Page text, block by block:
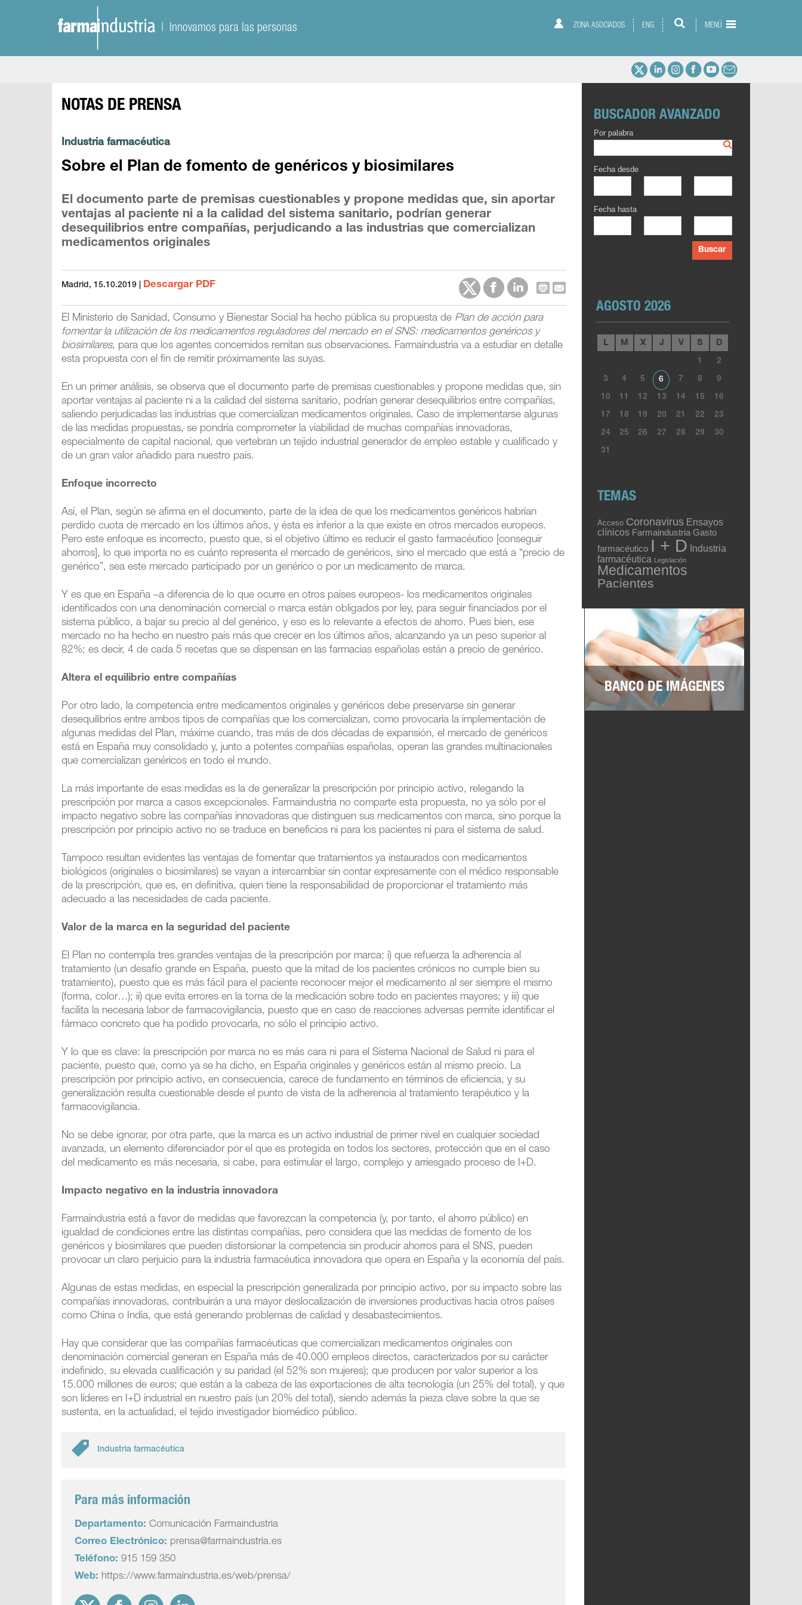
| Innovamos para las personas ZONA ASOCIADOS ENG MENÚ
NOTAS DE PRENSA
Industria farmacéutica
Sobre el Plan de fomento de genéricos y biosimilares
El documento parte de premisas cuestionables y propone medidas que, sin aportar
ventajas al paciente ni a la calidad del sistema sanitario, podrían generar
desequilibrios entre compañías, perjudicando a las industrias que comercializan
medicamentos originales
Madrid, 15.10.2019 Descargar PDF
El Ministerio de Sanidad, Consumo y Bienestar Social ha hecho pública su propuesta de Plan de acción para
fomentar la utilización de los medicamentos reguladores del mercado en el SNS: medicamentos genéricos y
biosimilares, para que los agentes concernidos remitan sus observaciones. Farmaindustria va a estudiar en detalle
esta propuesta con el fin de remitir próximamente las suyas.
En un primer análisis, se observa que el documento parte de premisas cuestionables y propone medidas que, sin
aportar ventajas al paciente ni a la calidad del sistema sanitario, podrían generar desequilibrios entre compañías,
saliendo perjudicadas las industrias que comercializan medicamentos originales. Caso de implementarse algunas
de las medidas propuestas, se pondría comprometer la viabilidad de muchas compañías innovadoras,
especialmente de capital nacional, que vertebran un tejido industrial generador de empleo estable y cualificado y
de un gran valor añadido para nuestro país.
Enfoque incorrecto
Así, el Plan, según se afirma en el documento, parte de la idea de que los medicamentos genéricos habrían
perdido cuota de mercado en los últimos años, y ésta es inferior a la que existe en otros mercados europeos.
Pero este enfoque es incorrecto, puesto que, si el objetivo último es reducir el gasto farmacéutico [conseguir
ahorros], lo que importa no es cuánto representa el mercado de genéricos, sino el mercado que está a “precio de
genérico”, sea este mercado participado por un genérico o por un medicamento de marca.
Y es que en España –a diferencia de lo que ocurre en otros países europeos- los medicamentos originales
identificados con una denominación comercial o marca están obligados por ley, para seguir financiados por el
sistema público, a bajar su precio al del genérico, y eso es lo relevante a efectos de ahorro. Pues bien, ese
mercado no ha hecho en nuestro país más que crecer en los últimos años, alcanzando ya un peso superior al
82%; es decir, 4 de cada 5 recetas que se dispensan en las farmacias españolas están a precio de genérico.
Altera el equilibrio entre compañías
Por otro lado, la competencia entre medicamentos originales y genéricos debe preservarse sin generar
desequilibrios entre ambos tipos de compañías que los comercializan, como provocaría la implementación de
algunas medidas del Plan, máxime cuando, tras más de dos décadas de expansión, el mercado de genéricos
está en España muy consolidado y, junto a potentes compañías españolas, operan las grandes multinacionales
que comercializan genéricos en todo el mundo.
La más importante de esas medidas es la de generalizar la prescripción por principio activo, relegando la
prescripción por marca a casos excepcionales. Farmaindustria no comparte esta propuesta, no ya sólo por el
impacto negativo sobre las compañías innovadoras que distinguen sus medicamentos con marca, sino porque la
prescripción por principio activo no se traduce en beneficios ni para los pacientes ni para el sistema de salud.
Tampoco resultan evidentes las ventajas de fomentar que tratamientos ya instaurados con medicamentos
biológicos (originales o biosimilares) se vayan a intercambiar sin contar expresamente con el médico responsable
de la prescripción, que es, en definitiva, quien tiene la responsabilidad de proporcionar el tratamiento más
adecuado a las necesidades de cada paciente.
Valor de la marca en la seguridad del paciente
El Plan no contempla tres grandes ventajas de la prescripción por marca: i) que refuerza la adherencia al
tratamiento (un desafío grande en España, puesto que la mitad de los pacientes crónicos no cumple bien su
tratamiento), puesto que es más fácil para el paciente reconocer mejor el medicamento al ser siempre el mismo
(forma, color…); ii) que evita errores en la toma de la medicación sobre todo en pacientes mayores; y iii) que
facilita la necesaria labor de farmacovigilancia, puesto que en caso de reacciones adversas permite identificar el
fármaco concreto que ha podido provocarla, no sólo el principio activo.
Y lo que es clave: la prescripción por marca no es más cara ni para el Sistema Nacional de Salud ni para el
paciente, puesto que, como ya se ha dicho, en España originales y genéricos están al mismo precio. La
prescripción por principio activo, en consecuencia, carece de fundamento en términos de eficiencia, y su
generalización resulta cuestionable desde el punto de vista de la adherencia al tratamiento terapéutico y la
farmacovigilancia.
No se debe ignorar, por otra parte, que la marca es un activo industrial de primer nivel en cualquier sociedad
avanzada, un elemento diferenciador por el que es protegida en todos los sectores, protección que en el caso
del medicamento es más necesaria, si cabe, para estimular el largo, complejo y arriesgado proceso de I+D.
Impacto negativo en la industria innovadora
Farmaindustria está a favor de medidas que favorezcan la competencia (y, por tanto, el ahorro público) en
igualdad de condiciones entre las distintas compañías, pero considera que las medidas de fomento de los
genéricos y biosi­milares que pueden distorsionar la competencia sin producir ahorros para el SNS, pueden
provocar un claro perjuicio para la industria farmacéutica inno­vadora que opera en España y la economía del país.
Algunas de estas medidas, en especial la prescripción generalizada por principio activo, por su impacto sobre las
compañías innovadoras, contribuirán a una mayor deslocalización de inversiones productivas hacia otros países
como China o India, que está generando problemas de calidad y desabastecimientos.
Hay que considerar que las compañías farmacéuticas que comercializan medicamentos originales con
denominación comercial generan en España más de 40.000 empleos directos, caracterizados por su carácter
indefinido, su ele­vada cualificación y su paridad (el 52% son muje­res); que producen por valor superior a los
15.000 millones de euros; que están a la cabeza de las exportaciones de alta tecno­logía (un 25% del total), y que
son líderes en I+D industrial en nuestro país (un 20% del total), siendo además la pieza clave sobre la que se
sustenta, en la actualidad, el tejido investigador biomédico público.
Industria farmacéutica
Para más información
Departamento: Comunicación Farmaindustria
Correo Electrónico: prensa@farmaindustria.es
Teléfono: 915 159 350
Web: https://www.farmaindustria.es/web/prensa/
BUSCADOR AVANZADO
Por palabra
Fecha desde
Fecha hasta
Buscar
AGOSTO 2026
L M X J V S D
1 2
3 4 5 6 7 8 9
10 11 12 13 14 15 16
17 18 19 20 21 22 23
24 25 26 27 28 29 30
31
TEMAS
Acceso Coronavirus Ensayos
clínicos Farmaindustria Gasto
farmacéutico I + D Industria
farmacéutica Legislación
Medicamentos
Pacientes
BANCO DE IMÁGENES